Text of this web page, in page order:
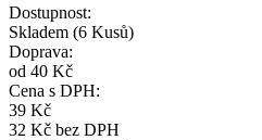
Dostupnost:
Skladem (6 Kusů)
Doprava:
od 40 Kč
Cena s DPH:
39 Kč
32 Kč bez DPH